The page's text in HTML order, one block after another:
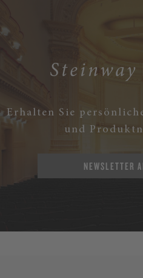
Steinway
Erhalten Sie
und
NEWSLETTER